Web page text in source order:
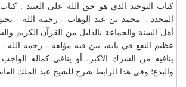
كتاب التوحيد الذي هو حق الله على العبيد :
المجدد - محمد بن عبد الوهاب - رحمه الله -
أهل السنة والجماعة بالدليل من القرآن الكريم
عظيم النفع في بابه، بين فيه مؤلفه - رحمه الله -
ينافيه من الشرك الأكبر، أو ينافي كماله
والبدع؛ وفي هذا الرابط شرح للشيخ عبد الملك